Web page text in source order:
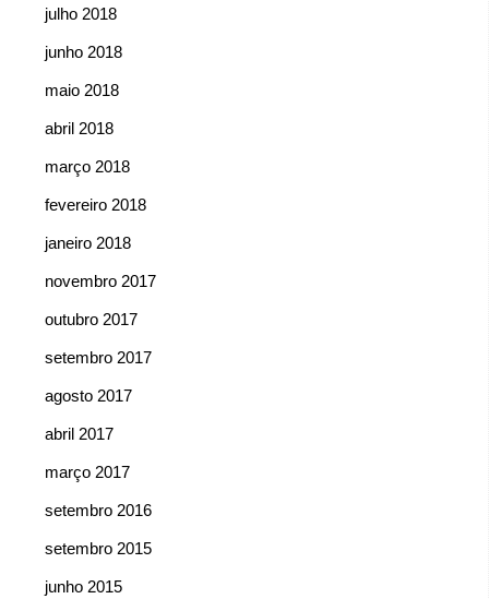
julho 2018
junho 2018
maio 2018
abril 2018
março 2018
fevereiro 2018
janeiro 2018
novembro 2017
outubro 2017
setembro 2017
agosto 2017
abril 2017
março 2017
setembro 2016
setembro 2015
junho 2015